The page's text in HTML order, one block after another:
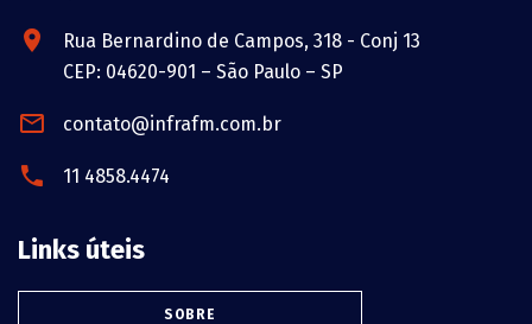
Rua Bernardino de Campos, 318 - Conj 13
CEP: 04620-901 – São Paulo – SP
contato@infrafm.com.br
11 4858.4474
Links úteis
SOBRE